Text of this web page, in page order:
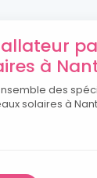
à
des
solaires à